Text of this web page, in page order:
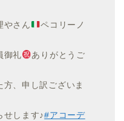
やさん
ペコリーノ
御礼
ありがとうご
、申し訳ございま
せします♪#アコーデ